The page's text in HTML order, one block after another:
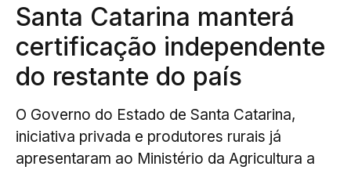
Santa Catarina manterá
certificação independente
do restante do país
O Governo do Estado de Santa Catarina,
iniciativa privada e produtores rurais já
apresentaram ao Ministério da Agricultura a